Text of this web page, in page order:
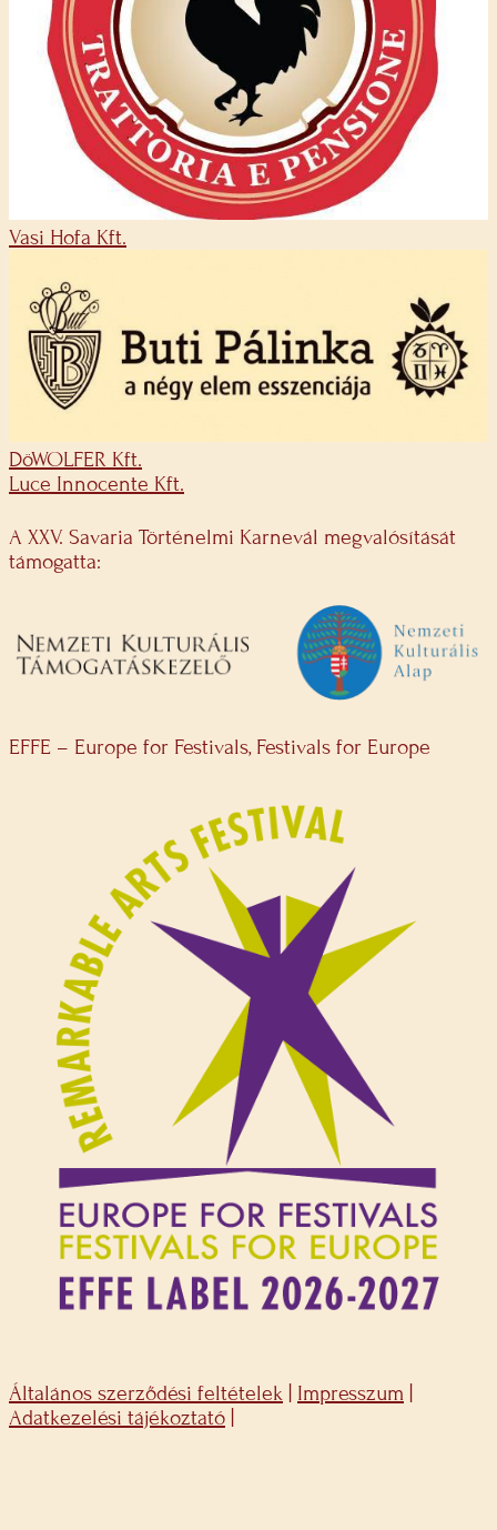
Vasi Hofa Kft.
DöWOLFER Kft.
Luce Innocente Kft.
A XXV. Savaria Történelmi Karnevál megvalósítását
támogatta:
EFFE – Europe for Festivals, Festivals for Europe
Általános szerződési feltételek Impresszum
Adatkezelési tájékoztató